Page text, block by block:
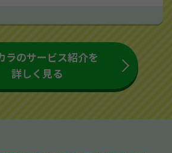
ラのサービス紹介を
詳しく見る